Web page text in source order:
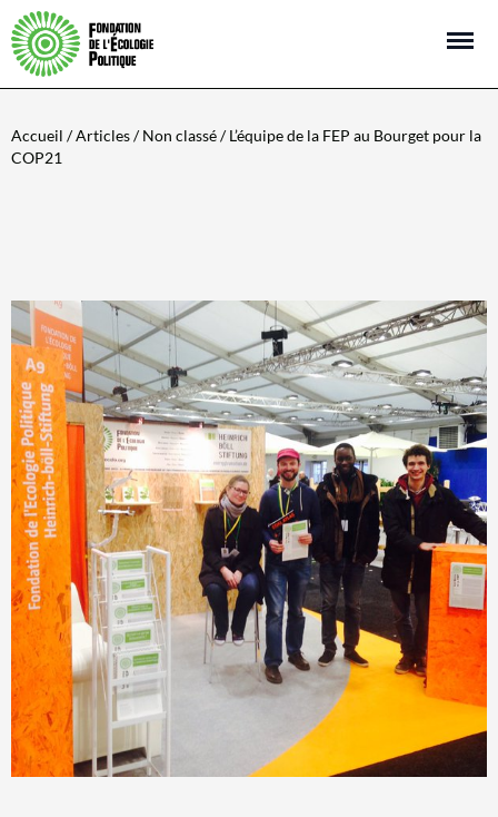
Open
Accueil /Articles/Non classé/ L’équipe de la FEP au Bourget pour la
COP21